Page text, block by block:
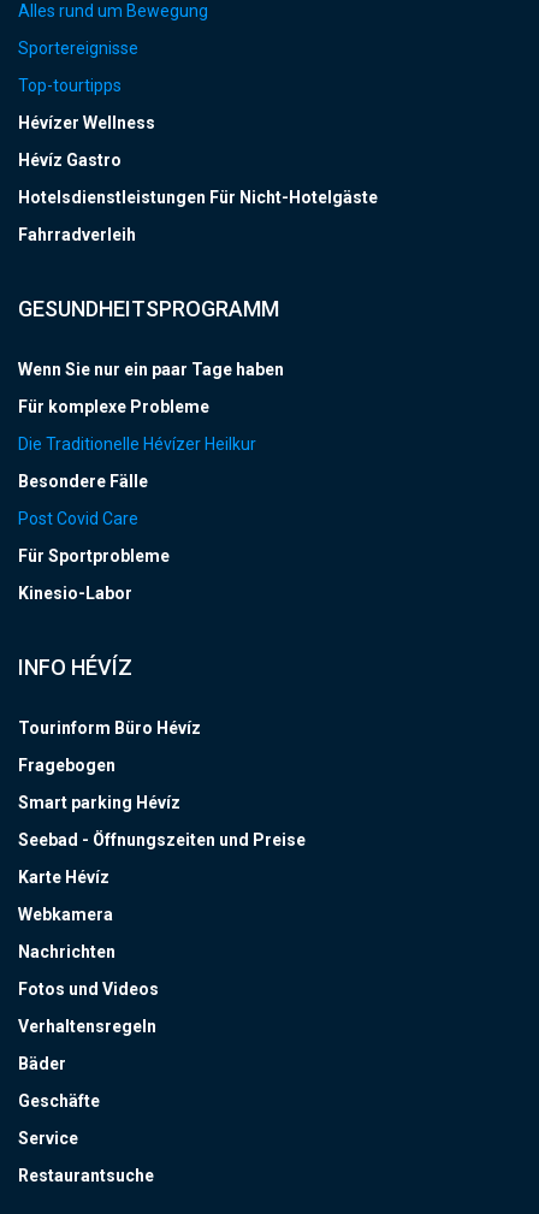
Alles rund um Bewegung
Sportereignisse
Top-tourtipps
Hévízer Wellness
Hévíz Gastro
Hotelsdienstleistungen Für Nicht-Hotelgäste
Fahrradverleih
GESUNDHEITSPROGRAMM
Wenn Sie nur ein paar Tage haben
Für komplexe Probleme
Die Traditionelle Hévízer Heilkur
Besondere Fälle
Post Covid Care
Für Sportprobleme
Kinesio-Labor
INFO HÉVÍZ
Tourinform Büro Hévíz
Fragebogen
Smart parking Hévíz
Seebad - Öffnungszeiten und Preise
Karte Hévíz
Webkamera
Nachrichten
Fotos und Videos
Verhaltensregeln
Bäder
Geschäfte
Service
Restaurantsuche